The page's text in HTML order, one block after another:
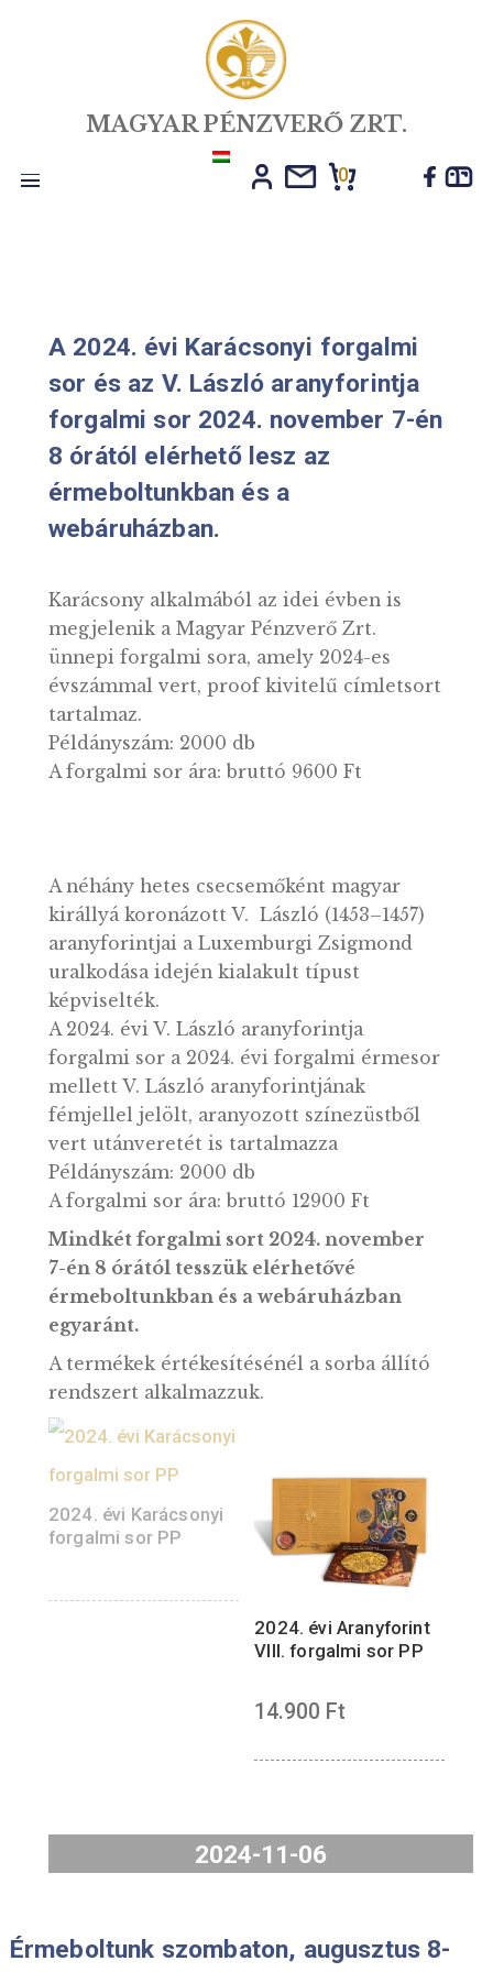
MAGYAR PÉNZVERŐ ZRT.
A 2024. évi Karácsonyi forgalmi
sor és az V. László aranyforintja
forgalmi sor 2024. november 7-
8 órától elérhető lesz az
webáruházban.
Karácsony alkalmából az idei évben is
megjelenik a Magyar Pénzverő Zrt.
ünnepi forgalmi sora, amely 2024-es
évszámmal vert, proof kivitelű
A forgalmi sor ára: bruttó 9600 Ft
A néhány hetes csecsemőként magyar
királlyá koronázott V. László (1453–1457)
aranyforintjai a Luxemburgi Zsigmond
uralkodása idején kialakult típust
képviselték.
A 2024. évi V. László aranyforintja
forgalmi sor a 2024. évi forgalmi
mellett V. László aranyforintjának
fémjellel jelölt, aranyozott színezüstből
vert utánveretét is tartalmazza
Példányszám: 2000 db
A forgalmi sor ára: bruttó 12900 Ft
7-én 8 órától tesszük elérhetővé
érmeboltunkban és a webáruházban
egyaránt.
A termékek értékesítésénél a sorba állító
2024. évi Aranyforint
VIII. forgalmi sor PP
14.900Ft